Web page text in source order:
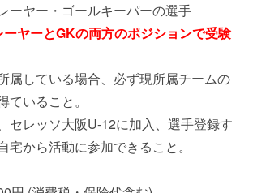
ーヤー・ゴールキーパーの選手
ヤーとGKの両方のポジションで受験
属している場合、必ず現所属チームの
いること。
セレッソ大阪U-12に加入、選手登録す
宅から活動に参加できること。